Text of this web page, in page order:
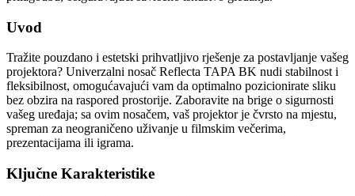
Uvod
Tražite pouzdano i estetski prihvatljivo rješenje za postavljanje vašeg
projektora? Univerzalni nosač Reflecta TAPA BK nudi stabilnost i
fleksibilnost, omogućavajući vam da optimalno pozicionirate sliku
bez obzira na raspored prostorije. Zaboravite na brige o sigurnosti
vašeg uređaja; sa ovim nosačem, vaš projektor je čvrsto na mjestu,
spreman za neograničeno uživanje u filmskim večerima,
prezentacijama ili igrama.
Ključne Karakteristike